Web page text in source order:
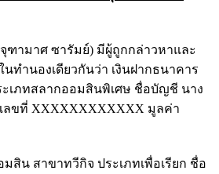
ฑามาศ ซารัมย์) มีผู้ถูกกล่าวหาและ
ทำนองเดียวกันว่า เงินฝากธนาคาร
เภทสลากออมสินพิเศษ ชื่อบัญชี นาง
ขที่ XXXXXXXXXXXX มูลค่า
สิน สาขาทวีกิจ ประเภทเพื่อเรียก ชื่อ